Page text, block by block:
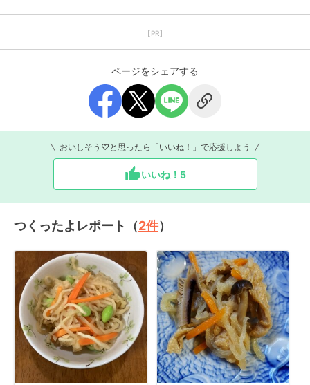
【PR】
ページをシェアする
おいしそう♡と思ったら「いいね！」で応援しよう
いいね！ 5
つくったよレポート（2件）